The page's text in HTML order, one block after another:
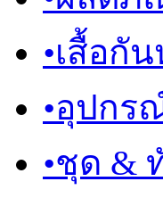
•เสื้อกั
•อุปกร
•ชุด &